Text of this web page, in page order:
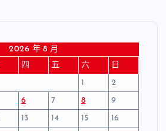
2026 年 8 月
四 五 六
日
1
2
6 7 8
9
13 14 15
16